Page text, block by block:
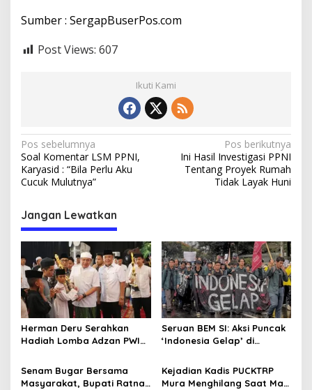
Sumber : SergapBuserPos.com
Post Views: 607
Ikuti Kami
N
a
v
i
g
a
s
i
p
o
s
Pos sebelumnya
Soal Komentar LSM PPNI,
Karyasid : “Bila Perlu Aku
Cucuk Mulutnya”
Pos berikutnya
Ini Hasil Investigasi PPNI
Tentang Proyek Rumah
Tidak Layak Huni
Jangan Lewatkan
Herman Deru Serahkan
Hadiah Lomba Adzan PWI
Syiar Islam
Seruan BEM SI: Aksi Puncak
‘Indonesia Gelap’ di
Ketat Ditengah Pelantikan
Kepala Daerah
Senam Bugar Bersama
Masyarakat, Bupati Ratna
Kejadian Kadis PUCKTRP
Mura Menghilang Saat Mau